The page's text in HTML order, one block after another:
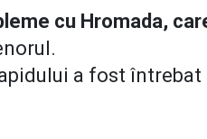
cu Hromada,
a fost întrebat